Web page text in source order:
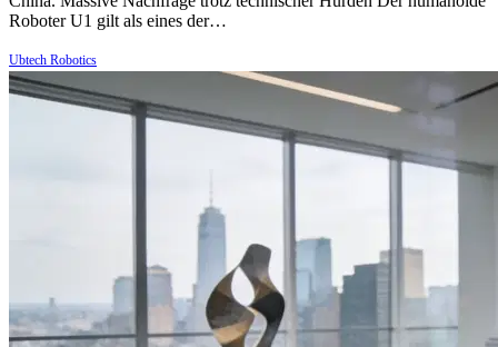
Roboter U1 gilt als eines der…
Ubtech Robotics